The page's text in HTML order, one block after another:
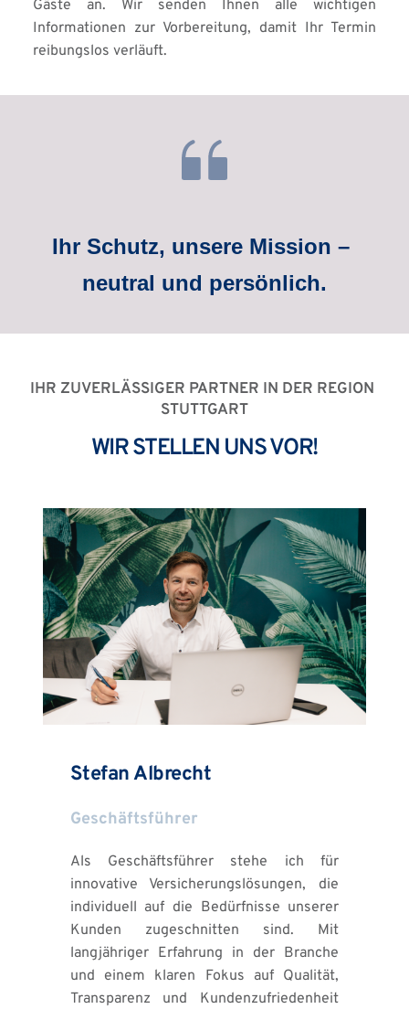
Gäste an. Wir senden Ihnen alle wichtigen
Informationen zur Vorbereitung, damit Ihr Termin
reibungslos verläuft.
Ihr Schutz, unsere Mission –
neutral und persönlich.
IHR ZUVERLÄSSIGER PARTNER IN DER REGION
STUTTGART
WIR STELLEN UNS VOR!
Stefan Albrecht
Geschäftsführer
Als Geschäftsführer stehe ich für
innovative Versicherungslösungen, die
individuell auf die Bedürfnisse unserer
Kunden zugeschnitten sind. Mit
langjähriger Erfahrung in der Branche
und einem klaren Fokus auf Qualität,
Transparenz und Kundenzufriedenheit